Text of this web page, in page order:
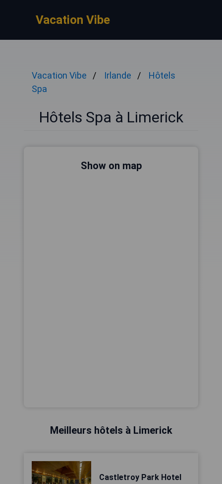
Vacation Vibe
Vacation Vibe Irlande
Hôtels
Spa
Hôtels Spa à Limerick
Show on map
Meilleurs hôtels à Limerick
Castletroy Park Hotel